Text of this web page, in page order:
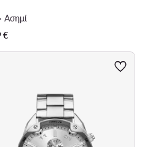
Ασημί
€